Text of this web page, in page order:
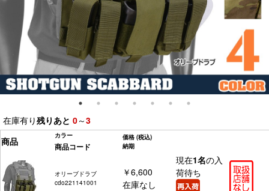
在庫有り残りあと 0～3
商品
カラー
商品コード
価格 (税込)
納期
オリーブドラブ
cdo221141001
￥6,600
在庫なし
現在1名の入
荷待ち